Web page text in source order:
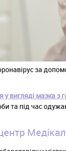
за
вигляді мазка з
та під час
Медікал